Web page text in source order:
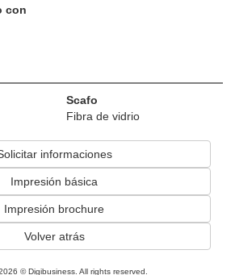
con
Scafo
Fibra de vidrio
informaciones
Impresión básica
Impresión brochure
Volver atrás
© Digibusiness. All rights reserved.